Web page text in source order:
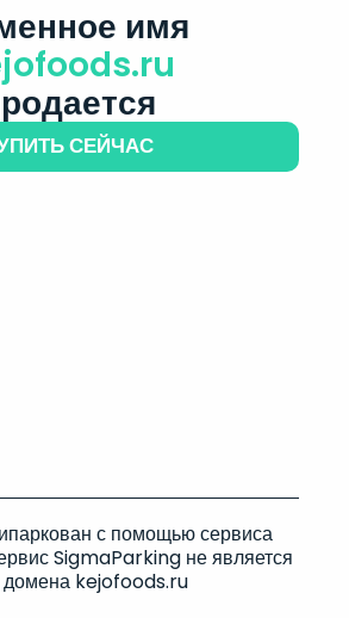
имя
СЕЙЧАС
с помощью сервиса
SigmaParking не является
домена kejofoods.ru